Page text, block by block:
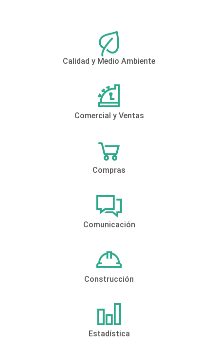
Calidad y Medio Ambiente
Comercial y Ventas
Compras
Comunicación
Construcción
Estadística